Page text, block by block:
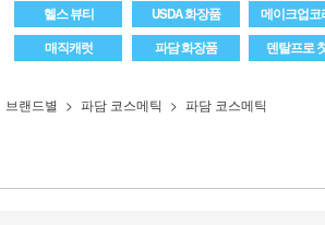
헬스 뷰티 USDA 화장품 메이크업코
매직캐럿
파담 화장품 덴탈프로
브랜드별 파담 코스메틱 파담 코스메틱